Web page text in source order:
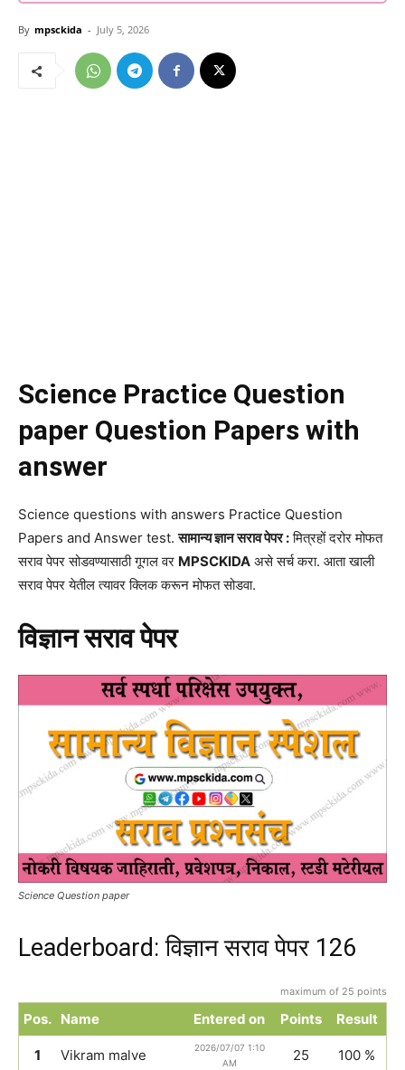
By mpsckida - July 5, 2026
Science Practice Question
paper Question Papers with
answer
Science questions with answers Practice Question
Papers and Answer test.सामान्य ज्ञान सराव पेपर :मित्रहों दरोर मोफत
सराव पेपर सोडवण्यासाठी गूगल वर MPSCKIDA असे सर्च करा. आता खाली
सराव पेपर येतील त्यावर क्लिक करून मोफत सोडवा.
विज्ञान सराव पेपर
Science Question paper
Leaderboard: विज्ञान सराव पेपर 126
maximum of 25 points
Pos. Name Entered on Points Result
1 Vikram malve
2026/07/07 1:10
AM
25 100 %